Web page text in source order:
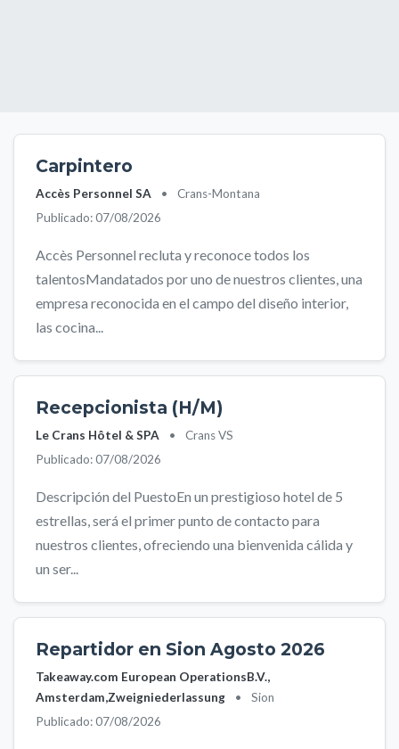
Carpintero
Accès Personnel SA •
Crans-Montana
Publicado: 07/08/2026
Accès Personnel recluta y reconoce todos los
talentosMandatados por uno de nuestros clientes, una
empresa reconocida en el campo del diseño interior,
las cocina...
Recepcionista (H/M)
Le Crans Hôtel & SPA •
Crans VS
Publicado: 07/08/2026
Descripción del PuestoEn un prestigioso hotel de 5
estrellas, será el primer punto de contacto para
nuestros clientes, ofreciendo una bienvenida cálida y
un ser...
Repartidor en Sion Agosto 2026
Takeaway.com European OperationsB.V.,
Amsterdam,Zweigniederlassung
•
Sion
Publicado: 07/08/2026